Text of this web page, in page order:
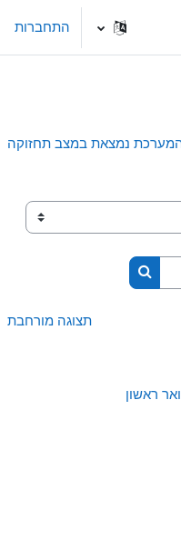
התחברות
נמצאת במצב תחזוקה
חיפוש קורסים
תצוגה מורחבת
ראשון